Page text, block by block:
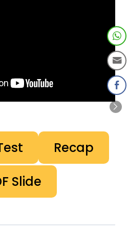
Recap
Slide